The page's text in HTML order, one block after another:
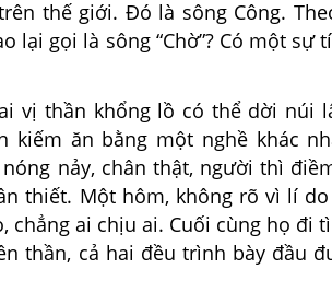
thế giới. Đó là sông Công.
lại gọi là sông “Chờ”? Có một sự
vị thần khổng lồ có thể dời núi
kiếm ăn bằng một nghề khác
nảy, chân thật, người thì
thiết. Một hôm, không rõ vì lí
chẳng ai chịu ai. Cuối cùng họ đi
thần, cả hai đều trình bày đầu